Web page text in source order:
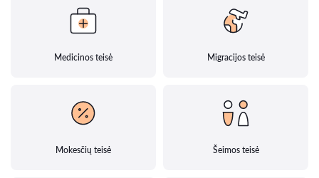
Medicinos teisė Migracijos teisė
Mokesčių teisė Šeimos teisė